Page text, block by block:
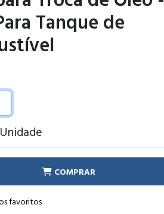
Tanque de
Unidade
COMPRAR
favoritos